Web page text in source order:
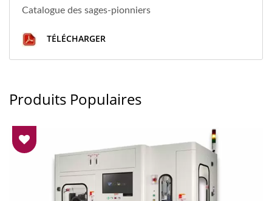
Catalogue des sages-pionniers
TÉLÉCHARGER
Produits Populaires